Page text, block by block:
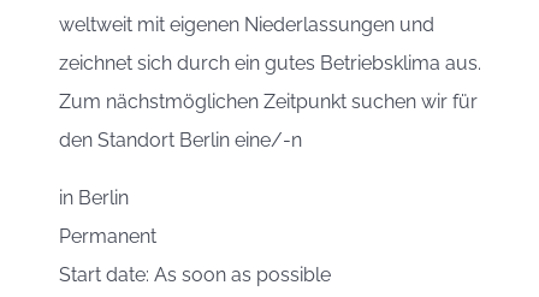
weltweit mit eigenen Niederlassungen und
zeichnet sich durch ein gutes Betriebsklima aus.
Zum nächstmöglichen Zeitpunkt suchen wir für
den Standort Berlin eine/-n
in Berlin
Permanent
Start date: As soon as possible